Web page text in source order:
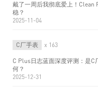
戴了一周后我彻底爱上！Clean
稳？
2025-11-04
C厂手表 x 163
C Plus日志蓝面深度评测：是C
何？
2025-12-31